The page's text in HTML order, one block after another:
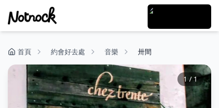
首頁 約會好去處 音樂 卅間
1 / 1